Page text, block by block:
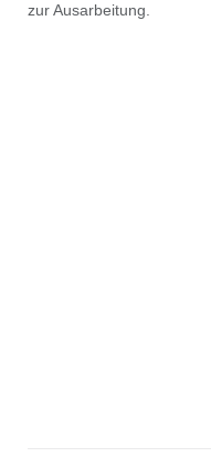
zur Ausarbeitung.